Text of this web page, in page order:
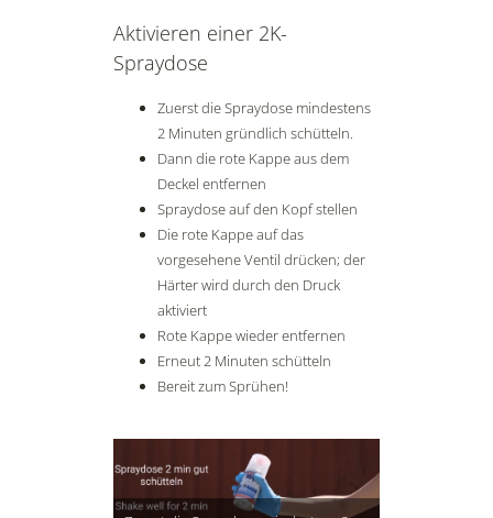
Aktivieren einer 2K-
Spraydose
Zuerst die Spraydose mindestens
2 Minuten gründlich schütteln.
Dann die rote Kappe aus dem
Deckel entfernen
Spraydose auf den Kopf stellen
Die rote Kappe auf das
vorgesehene Ventil drücken; der
Härter wird durch den Druck
aktiviert
Rote Kappe wieder entfernen
Erneut 2 Minuten schütteln
Bereit zum Sprühen!